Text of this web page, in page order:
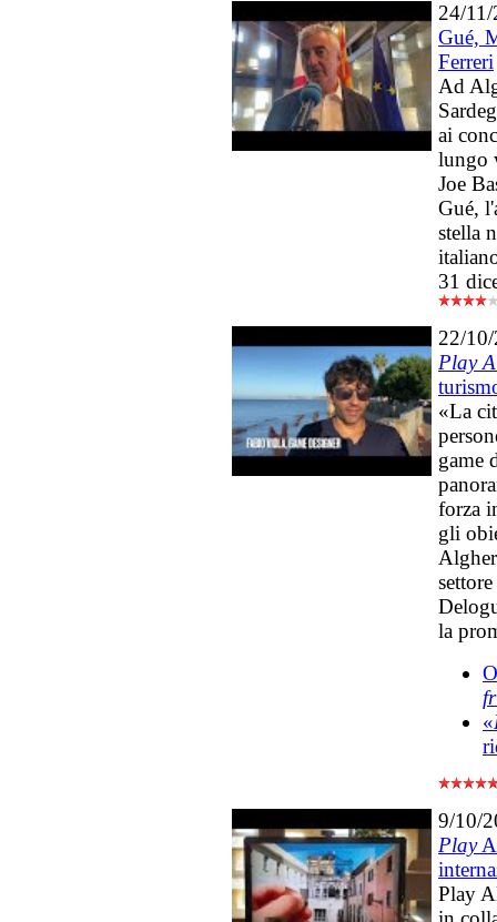
24/
Gué,
Ferreri
Ad
ai
lungo
Joe
Gué,
stella
31
22/
Play
«La
game
forza
gli
la
«
9/10/
Play
Play